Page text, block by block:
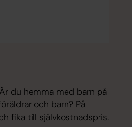
du hemma med barn på
och barn? På
fika till självkostnadspris.